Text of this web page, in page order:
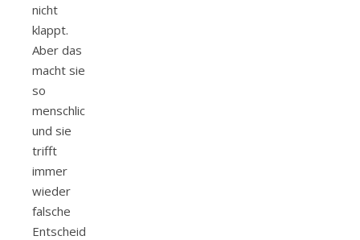
nicht
klappt.
Aber das
macht sie
so
menschlich
und sie
trifft
immer
wieder
falsche
Entscheidungen.